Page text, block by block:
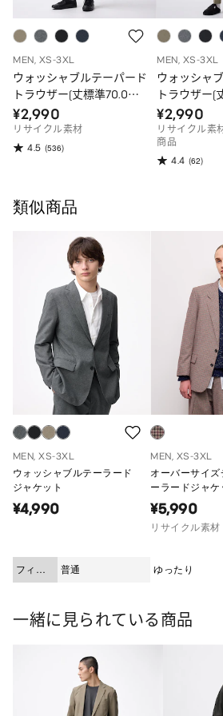
MEN, XS-3XL
ウォッシャブルテーパード
トラウザー(丈標準70.0～
74.0cm)
¥2,990
リサイクル素材
4.5 (536)
MEN, XS-3XL
ウォッシャ
トラウザー(
¥2,990
リサイクル素
商品
4.4 (62)
類似商品
MEN, XS-3XL
ウォッシャブルテーラード
ジャケット
¥4,990
フィッ
ト
普通
MEN, XS-3XL
オーバーサイズ
ーラードジャケ
¥5,990
リサイクル素材
ゆったり
一緒に見られている商品